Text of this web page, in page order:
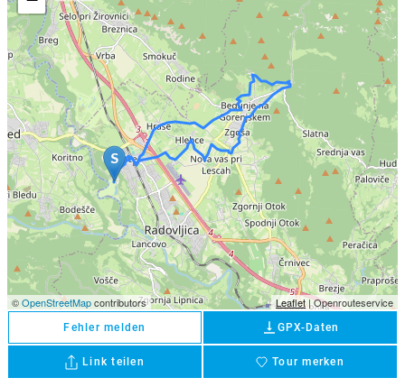
©OpenStreetMapcontributors Leaflet| Openrouteservice
Fehler melden vertical_align_bottom GPX-Daten
Link teilen favorite
Tour merken